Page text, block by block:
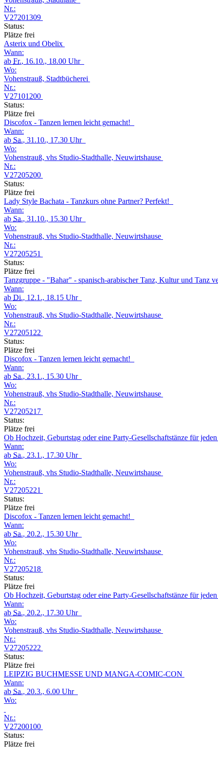
Nr.:
V27201309
Status:
Plätze frei
Asterix und Obelix
Wann:
ab Fr., 16.10., 18.00 Uhr
Wo:
Vohenstrauß, Stadtbücherei
Nr.:
V27101200
Status:
Plätze frei
Discofox - Tanzen lernen leicht gemacht!
Wann:
ab Sa., 31.10., 17.30 Uhr
Wo:
Vohenstrauß, vhs Studio-Stadthalle, Neuwirtshause
Nr.:
V27205200
Status:
Plätze frei
Lady Style Bachata - Tanzkurs ohne Partner? Perfekt!
Wann:
ab Sa., 31.10., 15.30 Uhr
Wo:
Vohenstrauß, vhs Studio-Stadthalle, Neuwirtshause
Nr.:
V27205251
Status:
Plätze frei
Tanzgruppe - "Bahar" - spanisch-arabischer Tanz, Kultur und Tanz
Wann:
ab Di., 12.1., 18.15 Uhr
Wo:
Vohenstrauß, vhs Studio-Stadthalle, Neuwirtshause
Nr.:
V27205122
Status:
Plätze frei
Discofox - Tanzen lernen leicht gemacht!
Wann:
ab Sa., 23.1., 15.30 Uhr
Wo:
Vohenstrauß, vhs Studio-Stadthalle, Neuwirtshause
Nr.:
V27205217
Status:
Plätze frei
Ob Hochzeit, Geburtstag oder eine Party-Gesellschaftstänze für
Wann:
ab Sa., 23.1., 17.30 Uhr
Wo:
Vohenstrauß, vhs Studio-Stadthalle, Neuwirtshause
Nr.:
V27205221
Status:
Plätze frei
Discofox - Tanzen lernen leicht gemacht!
Wann:
ab Sa., 20.2., 15.30 Uhr
Wo:
Vohenstrauß, vhs Studio-Stadthalle, Neuwirtshause
Nr.:
V27205218
Status:
Plätze frei
Ob Hochzeit, Geburtstag oder eine Party-Gesellschaftstänze für
Wann:
ab Sa., 20.2., 17.30 Uhr
Wo:
Vohenstrauß, vhs Studio-Stadthalle, Neuwirtshause
Nr.:
V27205222
Status:
Plätze frei
LEIPZIG BUCHMESSE UND MANGA-COMIC-CON
Wann:
ab Sa., 20.3., 6.00 Uhr
Wo:
Nr.:
V27200100
Status:
Plätze frei